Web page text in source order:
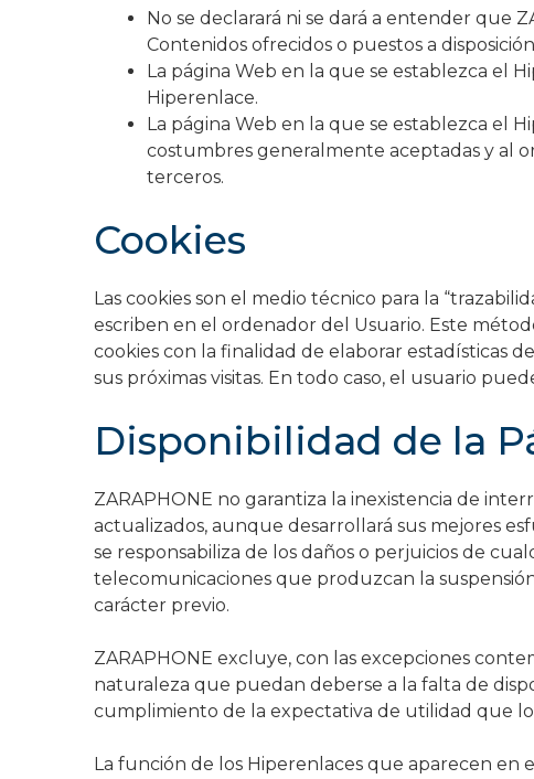
No se declarará ni se dará a entender que
Contenidos ofrecidos o puestos a
La página Web en la que se establezca el
Hiperenlace.
La página Web en la que se establezca el
costumbres generalmente aceptadas y al
terceros.
Cookies
Las cookies son el medio técnico para la
escriben en el ordenador del Usuario. Este
cookies con la finalidad de elaborar estadísticas
sus próximas visitas. En todo caso, el usuario
Disponibilidad de la
ZARAPHONE no garantiza la inexistencia de
actualizados, aunque desarrollará sus mejores
se responsabiliza de los daños o perjuicios de
telecomunicaciones que produzcan la
carácter previo.
ZARAPHONE excluye, con las excepciones
naturaleza que puedan deberse a la falta de
cumplimiento de la expectativa de utilidad que
La función de los Hiperenlaces que aparecen en